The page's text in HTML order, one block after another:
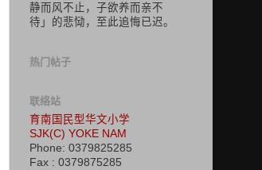
静而风不止，子欲养而亲不
待」的悲恸，至此追悔已迟。
热门帖子
联络站
育南国民型华文小学
SJK(C) YOKE NAM
Phone: 0379825285
Fax : 0379875285